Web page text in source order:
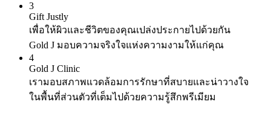
3
Gift Justly
เพื่อให้ผิวและชีวิตของคุณเปล่งประกายไปด้วยกัน
Gold J มอบความจริงใจแห่งความงามให้แก่คุณ
4
Gold J Clinic
เรามอบสภาพแวดล้อมการรักษาที่สบายและน่าวางใจ
ในพื้นที่ส่วนตัวที่เต็มไปด้วยความรู้สึกพรีเมียม